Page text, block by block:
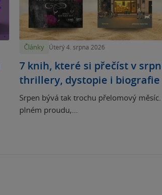
Články Úterý 4. srpna 2026
7 knih, které si přečíst v
thrillery, dystopie i biografie
Srpen bývá tak trochu přelomový
plném proudu,...